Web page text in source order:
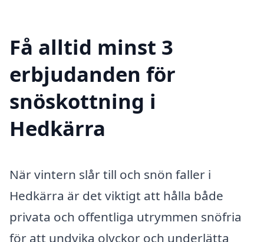
Få alltid minst 3
erbjudanden för
snöskottning i
Hedkärra
När vintern slår till och snön faller i
Hedkärra är det viktigt att hålla både
privata och offentliga utrymmen snöfria
för att undvika olyckor och underlätta